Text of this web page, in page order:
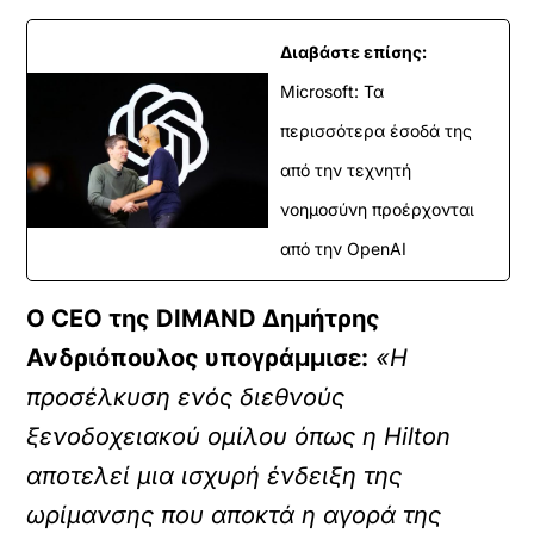
Διαβάστε επίσης:
Microsoft: Τα
περισσότερα έσοδά της
από την τεχνητή
νοημοσύνη προέρχονται
από την OpenAI
Ο CEO της DIMAND Δημήτρης
Ανδριόπουλος υπογράμμισε: «Η
προσέλκυση ενός διεθνούς
ξενοδοχειακού ομίλου όπως η Hilton
αποτελεί μια ισχυρή ένδειξη της
ωρίμανσης που αποκτά η αγορά της